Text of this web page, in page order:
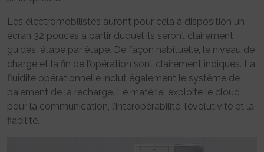
Les électromobilistes auront pour cela à disposition un
écran 32 pouces à partir duquel ils seront clairement
guidés, étape par étape. De façon habituelle, le niveau de
charge et la fin de l’opération sont clairement indiqués. La
fluidité opérationnelle inclut également le système de
paiement de la recharge. Le matériel exploite le cloud
pour la communication, l’interopérabilité, l’évolutivité et la
fiabilité.